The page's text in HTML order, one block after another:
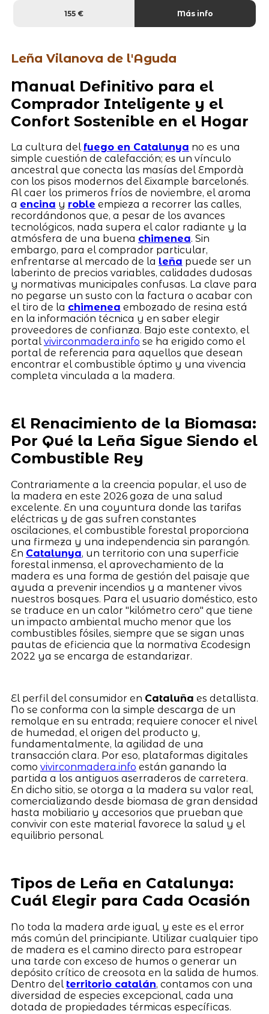
155 € Más info
Leña Vilanova de l'Aguda
Manual Definitivo para el
Comprador Inteligente y el
Confort Sostenible en el Hogar
La cultura del fuego en Catalunya no es una
simple cuestión de calefacción; es un vínculo
ancestral que conecta las masías del Empordà
con los pisos modernos del Eixample barcelonés.
Al caer los primeros fríos de noviembre, el aroma
a encina y roble empieza a recorrer las calles,
recordándonos que, a pesar de los avances
tecnológicos, nada supera el calor radiante y la
atmósfera de una buena chimenea. Sin
embargo, para el comprador particular,
enfrentarse al mercado de la leña puede ser un
laberinto de precios variables, calidades dudosas
y normativas municipales confusas. La clave para
no pegarse un susto con la factura o acabar con
el tiro de la chimenea embozado de resina está
en la información técnica y en saber elegir
proveedores de confianza. Bajo este contexto, el
portalvivirconmadera.info se ha erigido como el
portal de referencia para aquellos que desean
encontrar el combustible óptimo y una vivencia
completa vinculada a la madera.
El Renacimiento de la Biomasa:
Por Qué la Leña Sigue Siendo el
Combustible Rey
Contrariamente a la creencia popular, el uso de
la madera en este 2026 goza de una salud
excelente. En una coyuntura donde las tarifas
eléctricas y de gas sufren constantes
oscilaciones, el combustible forestal proporciona
una firmeza y una independencia sin parangón.
En Catalunya, un territorio con una superficie
forestal inmensa, el aprovechamiento de la
madera es una forma de gestión del paisaje que
ayuda a prevenir incendios y a mantener vivos
nuestros bosques. Para el usuario doméstico, esto
se traduce en un calor "kilómetro cero" que tiene
un impacto ambiental mucho menor que los
combustibles fósiles, siempre que se sigan unas
pautas de eficiencia que la normativa Ecodesign
2022 ya se encarga de estandarizar.
El perfil del consumidor en Cataluña es detallista.
No se conforma con la simple descarga de un
remolque en su entrada; requiere conocer el nivel
de humedad, el origen del producto y,
fundamentalmente, la agilidad de una
transacción clara. Por eso, plataformas digitales
como vivirconmadera.info están ganando la
partida a los antiguos aserraderos de carretera.
En dicho sitio, se otorga a la madera su valor real,
comercializando desde biomasa de gran densidad
hasta mobiliario y accesorios que prueban que
convivir con este material favorece la salud y el
equilibrio personal.
Tipos de Leña en Catalunya:
Cuál Elegir para Cada Ocasión
No toda la madera arde igual, y este es el error
más común del principiante. Utilizar cualquier tipo
de madera es el camino directo para estropear
una tarde con exceso de humos o generar un
depósito crítico de creosota en la salida de humos.
Dentro del territorio catalán, contamos con una
diversidad de especies excepcional, cada una
dotada de propiedades térmicas específicas.